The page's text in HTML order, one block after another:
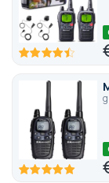
89.4100
100 100